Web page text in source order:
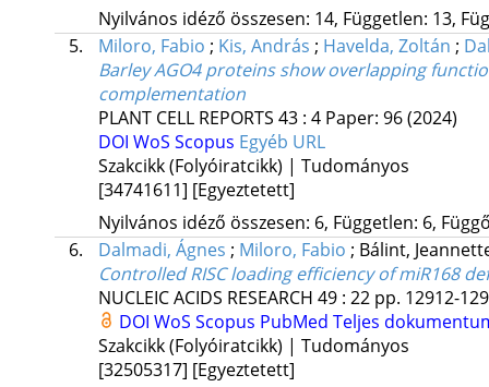
Nyilvános idéző összesen: 14, Független: 13,
5.
Miloro, Fabio ; Kis, András ; Havelda, Zoltán ;
Barley AGO4 proteins show overlapping
complementation
PLANT CELL REPORTS 43: 4 Paper: 96(2024)
DOI WoS Scopus Egyéb URL
Szakcikk (Folyóiratcikk) | Tudományos
[34741611] [Egyeztetett]
Nyilvános idéző összesen: 6, Független: 6,
6.
Dalmadi, Ágnes ; Miloro, Fabio ; Bálint,
Controlled RISC loading efficiency of miR168
NUCLEIC ACIDS RESEARCH 49: 22 pp. 12912-
DOI WoS Scopus PubMed Teljes
Szakcikk (Folyóiratcikk) | Tudományos
[32505317] [Egyeztetett]